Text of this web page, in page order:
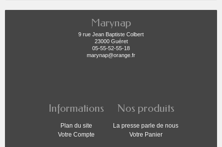
Marynap
9 rue Jean Baptiste Colbert
23000 Guéret
05-55-52-55-18
marynap@orange.fr
Informations
Plan du site
Votre Compte
Nos produits
La presse parle de nous
Votre Panier